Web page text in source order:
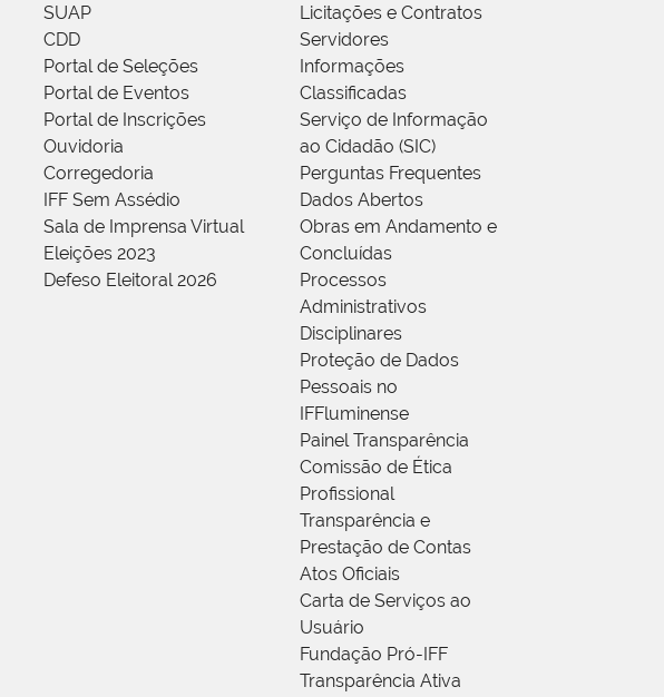
SUAP
CDD
Portal de Seleções
Portal de Eventos
Portal de Inscrições
Ouvidoria
Corregedoria
IFF Sem Assédio
Sala de Imprensa Virtual
Eleições 2023
Defeso Eleitoral 2026
Licitações e Contratos
Servidores
Informações
Classificadas
Serviço de Informação
ao Cidadão (SIC)
Perguntas Frequentes
Dados Abertos
Obras em Andamento e
Concluídas
Processos
Administrativos
Disciplinares
Proteção de Dados
Pessoais no
IFFluminense
Painel Transparência
Comissão de Ética
Profissional
Transparência e
Prestação de Contas
Atos Oficiais
Carta de Serviços ao
Usuário
Fundação Pró-IFF
Transparência Ativa